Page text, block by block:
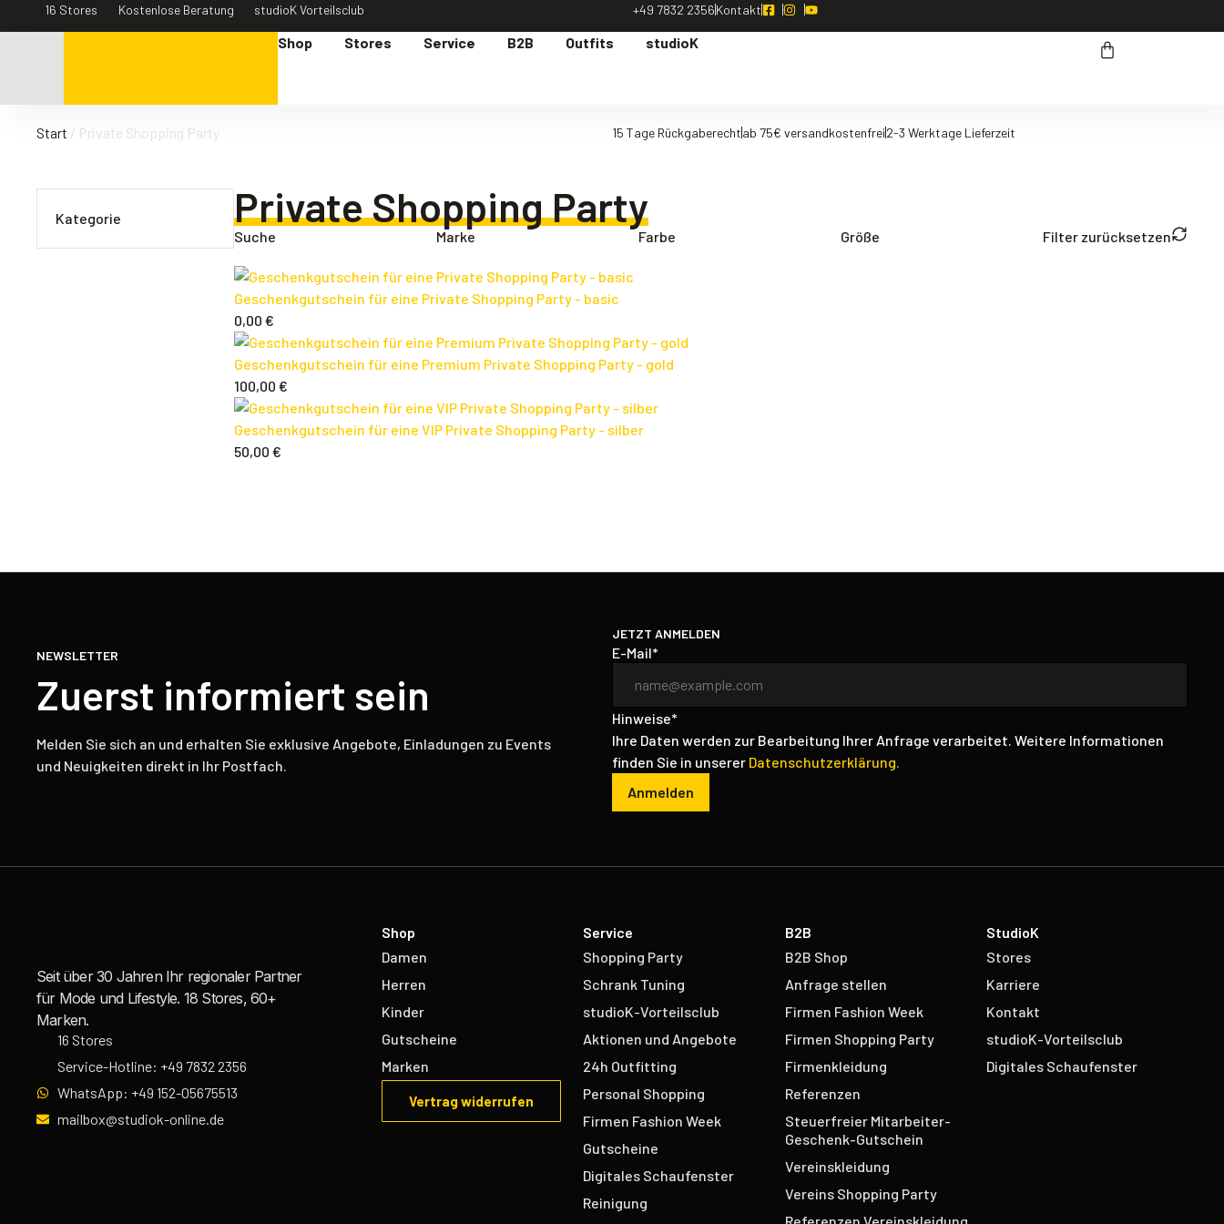
16 Stores Kostenlose Beratung studioK Vorteilsclub +49 7832 2356Kontakt
Shop Stores Service B2B Outfits studioK
Start / Private Shopping Party 15 Tage Rückgaberechtab 75€ versandkostenfrei2-3 Werktage Lieferzeit
Kategorie Private Shopping Party
Suche Marke Farbe Größe Filter zurücksetzen
Geschenkgutschein für eine Private Shopping Party - basic
0,00 €
Geschenkgutschein für eine Premium Private Shopping Party - gold
100,00 €
Geschenkgutschein für eine VIP Private Shopping Party - silber
50,00 €
NEWSLETTER
Zuerst informiert sein
Melden Sie sich an und erhalten Sie exklusive Angebote, Einladungen zu Events
und Neuigkeiten direkt in Ihr Postfach.
JETZT ANMELDEN
E-Mail*
Hinweise*
Ihre Daten werden zur Bearbeitung Ihrer Anfrage verarbeitet. Weitere Informationen
finden Sie in unserer Datenschutzerklärung.
Anmelden
Seit über 30 Jahren Ihr regionaler Partner
für Mode und Lifestyle. 18 Stores, 60+
Marken.
16 Stores
Service-Hotline: +49 7832 2356
WhatsApp: +49 152-05675513
mailbox@studiok-online.de
Shop
Damen
Herren
Kinder
Gutscheine
Marken
Vertrag widerrufen
Service
Shopping Party
Schrank Tuning
studioK-Vorteilsclub
Aktionen und Angebote
24h Outfitting
Personal Shopping
Firmen Fashion Week
Gutscheine
Digitales Schaufenster
Reinigung
B2B
B2B Shop
Anfrage stellen
Firmen Fashion Week
Firmen Shopping Party
Firmenkleidung
Referenzen
Steuerfreier Mitarbeiter-
Geschenk-Gutschein
Vereinskleidung
Vereins Shopping Party
StudioK
Stores
Karriere
Kontakt
studioK-Vorteilsclub
Digitales Schaufenster